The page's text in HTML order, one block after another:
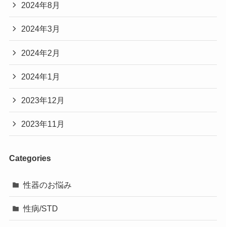
2024年8月
2024年3月
2024年2月
2024年1月
2023年12月
2023年11月
Categories
性器のお悩み
性病/STD